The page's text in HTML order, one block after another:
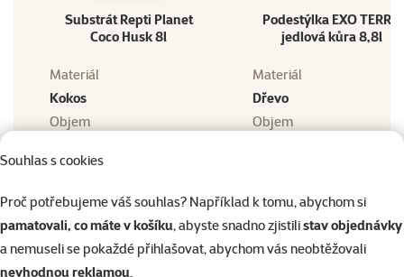
Souhlas s cookies
Proč potřebujeme váš souhlas? Například k tomu, abychom si
pamatovali, co máte v košíku, abyste snadno zjistilistav objednávky
a nemuseli se pokaždé přihlašovat, abychom vás neobtěžovali
nevhodnou reklamou.
Substrát Repti Planet
Coco Husk 8l
Podestýlka EXO TERRA
jedlová kůra 8,8l
Materiál
Kokos
Materiál
Dřevo
Objem
Objem
Barva
Hnědá
Více informací